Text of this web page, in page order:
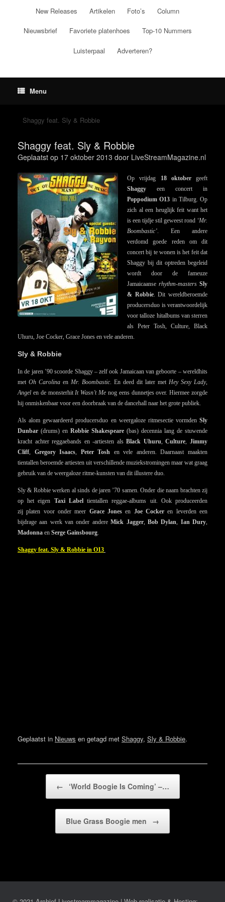
New Releases Artikelen Foto’s Column
Nieuwsbrief Favoriete platenhoes Top-10 Nummers
Luisterpaal Adverteren?
Menu
Shaggy feat. Sly & Robbie
Shaggy feat. Sly & Robbie
Geplaatst op 17 oktober 2013 door LiveStreamMagazine.nl
Op vrijdag 18 oktobergeeft
Shaggy een concert in
Poppodium O13 in Tilburg. Op
zich al een heuglijk feit want het
is een tijdje stil geweest rond ‘Mr.
Boombastic’ . Een andere
verdomd goede reden om dit
concert bij te wonen is het feit dat
Shaggy bij dit optreden begeleid
wordt door de fameuze
Jamaicaanse rhythm-masters Sly
& Robbie. Dit wereldberoemde
producersduo is verantwoordelijk
voor talloze hitalbums van sterren
als Peter Tosh, Culture, Black
Uhuru, Joe Cocker, Grace Jones en vele anderen.
Sly & Robbie
In de jaren ’90 scoorde Shaggy – zelf ook Jamaicaan van geboorte – wereldhits
met Oh Carolina en Mr. Boombastic . En deed dit later met Hey Sexy Lady,
Angel en de monsterhit It Wasn’t Me nog eens dunnetjes over. Hiermee zorgde
hij onmiskenbaar voor een doorbraak van de dancehall naar het grote publiek.
Als alom gewaardeerd producersduo en weergaloze ritmesectie vormden Sly
Dunbar (drums) en Robbie Shakespeare (bas) decennia lang de stuwende
kracht achter reggaebands en -artiesten alsBlack Uhuru ,Culture ,Jimmy
Cliff
Gregory Isaacs Peter Tosh en vele anderen. Daarnaast maakten
tientallen beroemde artiesten uit verschillende muziekstromingen maar wat graag
gebruik van de weergaloze ritme-kunsten van dit illustere duo.
Sly & Robbie werken al sinds de jaren ’70 samen. Onder die naam brachten zij
op het eigen Taxi Labeltientallen reggae-albums uit. Ook produceerden
zij platen voor onder meer Grace Jones en Joe Cocker en leverden een
bijdrage aan werk van onder andereMick Jagger, Bob Dylan Ian Dury
Madonna en Serge Gainsbourg
Shaggy feat. Sly & Robbie in O13
Geplaatst in Nieuws en getagd met Shaggy, Sly & Robbie.
← ‘World Boogie Is Coming’ –…
Blue Grass Boogie men →